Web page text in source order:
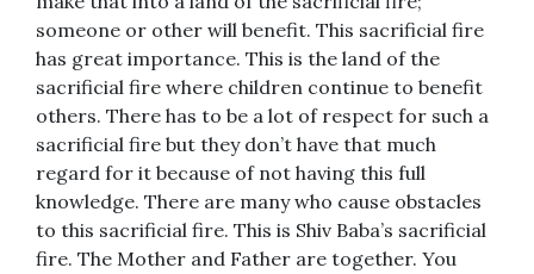
someone or other will benefit. This sacrificial fire
has great importance. This is the land of the
sacrificial fire where children continue to benefit
others. There has to be a lot of respect for such a
sacrificial fire but they don’t have that much
regard for it because of not having this full
knowledge. There are many who cause obstacles
to this sacrificial fire. This is Shiv Baba’s sacrificial
fire. The Mother and Father are together. You